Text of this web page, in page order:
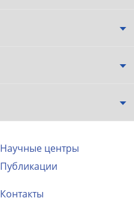
Научные центры
Публикации
Контакты